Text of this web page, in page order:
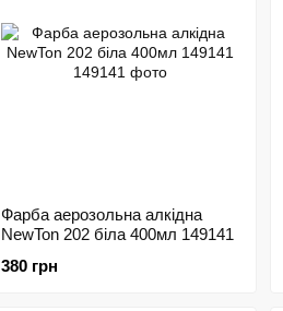
Фарба аерозольна алкідна
NewTon 202 біла 400мл 149141
380 грн